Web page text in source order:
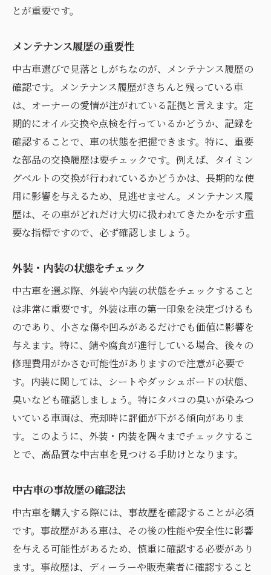
記録簿が示す車の健康
適切なメンテナンスの重要性
信頼できる中古車ディーラーを選ぶための重要
な基準
ディーラーの評判をチェックする
実績のあるディーラーの見極め方
アフターサービスの充実度を確認
保証内容の違いを理解する
顧客レビューの活用法
信頼のおける販売員の特徴
中古車購入前に確認すべきチェックリストとは
エンジンルームの確認方法
書類の確認とその重要性
見落としがちな細部の確認
購入後のトラブルを防ぐための準備
安心の中古車購入を実現するためのディーラー
選びのコツ
信頼できるディーラーを選ぶための質問
保証付きの車を選ぶメリット
価格交渉のポイント
ディーラー訪問時の心構え
透明性のある取引のための見極め方
中古車の品質を保障するために知っておくべき
こと
とが重要です。
メンテナンス履歴の重要性
中古車選びで見落としがちなのが、メンテナンス履歴の
確認です。メンテナンス履歴がきちんと残っている車
は、オーナーの愛情が注がれている証拠と言えます。定
期的にオイル交換や点検を行っているかどうか、記録を
確認することで、車の状態を把握できます。特に、重要
な部品の交換履歴は要チェックです。例えば、タイミン
グベルトの交換が行われているかどうかは、長期的な使
用に影響を与えるため、見逃せません。メンテナンス履
歴は、その車がどれだけ大切に扱われてきたかを示す重
要な指標ですので、必ず確認しましょう。
外装・内装の状態をチェック
中古車を選ぶ際、外装や内装の状態をチェックすること
は非常に重要です。外装は車の第一印象を決定づけるも
のであり、小さな傷や凹みがあるだけでも価値に影響を
与えます。特に、錆や腐食が進行している場合、後々の
修理費用がかさむ可能性がありますので注意が必要で
す。内装に関しては、シートやダッシュボードの状態、
臭いなども確認しましょう。特にタバコの臭いが染みつ
いている車両は、売却時に評価が下がる傾向がありま
す。このように、外装・内装を隅々までチェックするこ
とで、高品質な中古車を見つける手助けとなります。
中古車の事故歴の確認法
中古車を購入する際には、事故歴を確認することが必須
です。事故歴がある車は、その後の性能や安全性に影響
を与える可能性があるため、慎重に確認する必要があり
ます。事故歴は、ディーラーや販売業者に確認すること